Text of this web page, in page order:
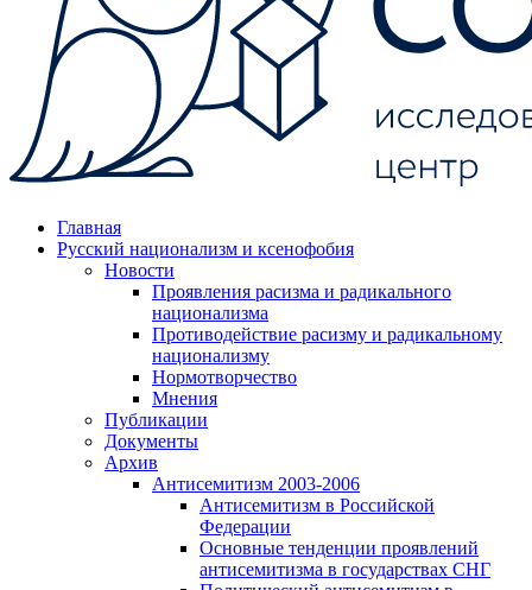
Главная
Русский национализм и ксенофобия
Новости
Проявления расизма и радикального
национализма
Противодействие расизму и радикальному
национализму
Нормотворчество
Мнения
Публикации
Документы
Архив
Антисемитизм 2003-2006
Антисемитизм в Российской
Федерации
Основные тенденции проявлений
антисемитизма в государствах СНГ